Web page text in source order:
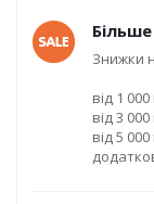
Знижки
від 1
від 3
від 5